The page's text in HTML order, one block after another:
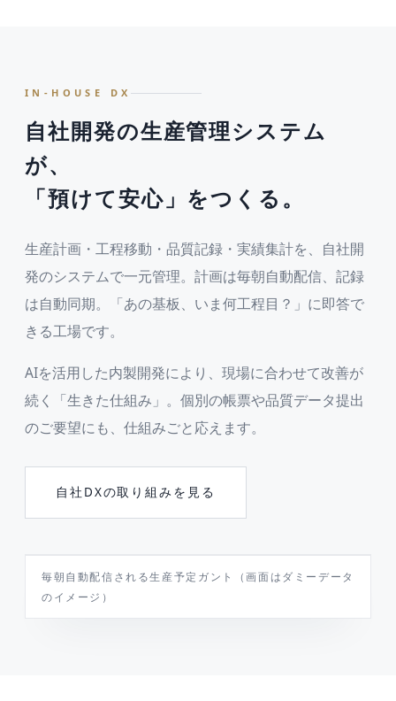
IN-HOUSE DX
自社開発の生産管理システム
が、
「預けて安心」をつくる。
生産計画・工程移動・品質記録・実績集計を、自社開
発のシステムで一元管理。計画は毎朝自動配信、記録
は自動同期。「あの基板、いま何工程目？」に即答で
きる工場です。
AIを活用した内製開発により、現場に合わせて改善が
続く「生きた仕組み」。個別の帳票や品質データ提出
のご要望にも、仕組みごと応えます。
自社DXの取り組みを見る
PRODUCTION GANTT（ダミーデータ）
TODAY
毎朝自動配信される生産予定ガント（画面はダミーデータ
のイメージ）